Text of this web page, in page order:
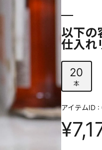
以下の
仕入れ
20
本
アイテムID